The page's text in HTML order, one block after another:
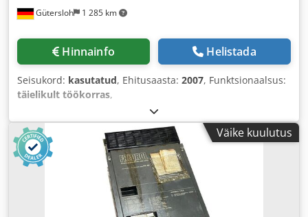
Gütersloh 1 285 km
Hinnainfo Helistada
Seisukord: kasutatud, Ehitusaasta: 2007, Funktsionaalsus:
täielikult töökorras,
Väike kuulutus